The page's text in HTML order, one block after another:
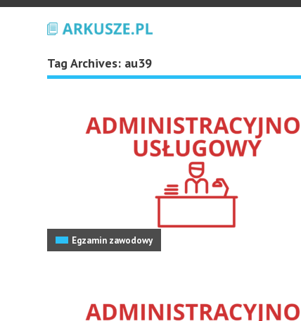
Tag Archives: au39
Egzamin zawodowy